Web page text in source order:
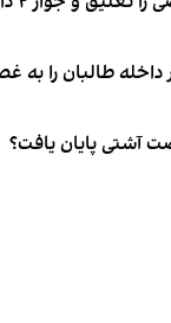
آشتی پایان یافت؟